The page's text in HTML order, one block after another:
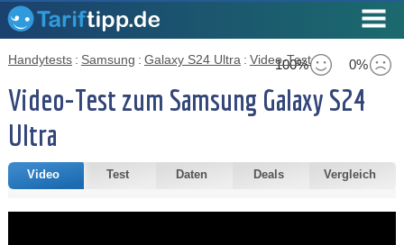
100% 0%
Handytests : Samsung : Galaxy S24 Ultra : Video-Test
Video-Test zum Samsung Galaxy S24
Ultra
Video Test Daten Deals Vergleich